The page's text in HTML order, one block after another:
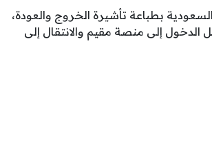
بطباعة تأشيرة الخروج والعودة،
الدخول إلى منصة مقيم والانتقال إلى